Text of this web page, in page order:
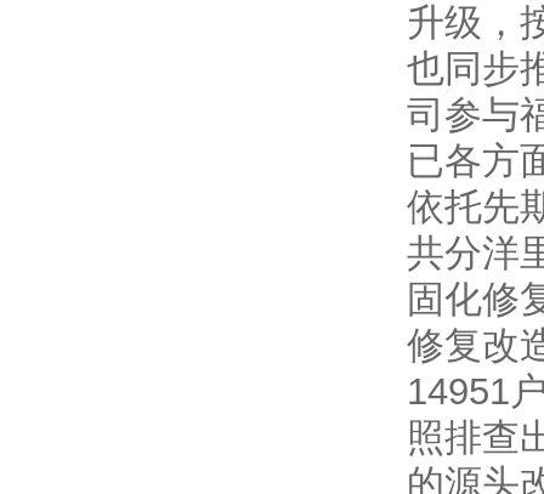
升级，
也同步
司参与
已各方
依托先
共分洋
固化修
修复改
14951
照排查
的源头